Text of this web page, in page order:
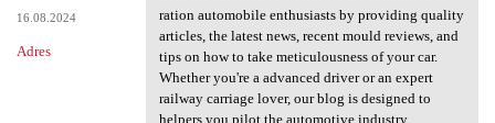
16.08.2024
Adres
ration automobile enthusiasts by providing quality
articles, the latest news, recent mould reviews, and
tips on how to take meticulousness of your car.
Whether you're a advanced driver or an expert
railway carriage lover, our blog is designed to
helpers you pilot the automotive industry.